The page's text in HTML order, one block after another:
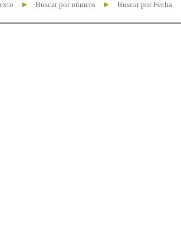
Buscar por número Buscar por Fecha